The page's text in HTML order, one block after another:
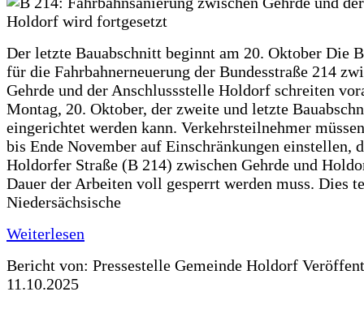
Der letzte Bauabschnitt beginnt am 20. Oktober Die
für die Fahrbahnerneuerung der Bundesstraße 214
Gehrde und der Anschlussstelle Holdorf schreiten
Montag, 20. Oktober, der zweite und letzte
eingerichtet werden kann. Verkehrsteilnehmer
bis Ende November auf Einschränkungen einstellen,
Holdorfer Straße (B 214) zwischen Gehrde und
Dauer der Arbeiten voll gesperrt werden muss. Dies
Niedersächsische
Weiterlesen
Bericht von: Pressestelle Gemeinde Holdorf
11.10.2025